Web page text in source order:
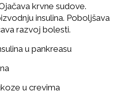
krvne sudove.
insulina. Poboljšava
razvoj bolesti.
u pankreasu
u crevima